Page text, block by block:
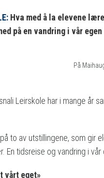
Hva med å la elevene
på en vandring i vår
På
Leirskole har i mange år
to av utstillingene, som gir
En tidsreise og vandring i
vårt eget»